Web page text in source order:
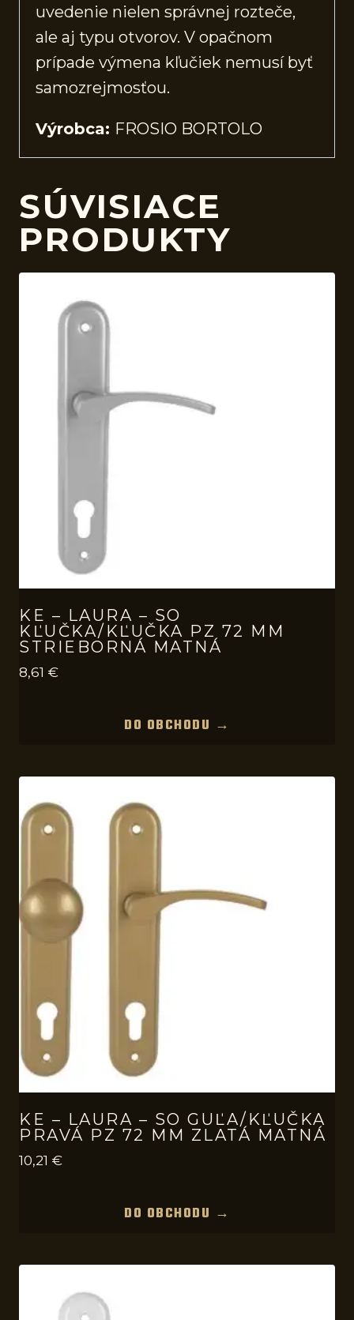
uvedenie nielen správnej rozteče,
ale aj typu otvorov. V opačnom
prípade výmena kľučiek nemusí byť
samozrejmosťou.
Výrobca: FROSIO BORTOLO
SÚVISIACE
PRODUKTY
KE – LAURA – SO
KĽUČKA/KĽUČKA PZ 72 MM
STRIEBORNÁ MATNÁ
8,61 €
DO OBCHODU →
KE – LAURA – SO GUĽA/KĽUČKA
PRAVÁ PZ 72 MM ZLATÁ MATNÁ
10,21 €
DO OBCHODU →